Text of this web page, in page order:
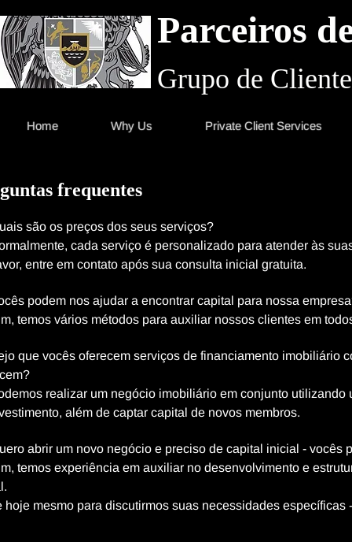
Parceiros
Grupo de
Home Why Us Private Client Services
frequentes
são os preços dos seus serviços?
cada serviço é personalizado para atender às
entre em contato após sua consulta inicial gratuita.
podem nos ajudar a encontrar capital para nossa
temos vários métodos para auxiliar nossos clientes em
que vocês oferecem serviços de financiamento imobiliário
realizar um negócio imobiliário em conjunto utilizando
além de captar capital de novos membros.
abrir um novo negócio e preciso de capital inicial - vocês
temos experiência em auxiliar no desenvolvimento e
hoje mesmo para discutirmos suas necessidades específicas